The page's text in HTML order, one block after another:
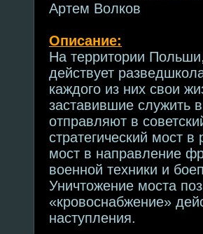
Артем Волков
Описание:
На территории
действует
каждого из них свои
заставившие служить
отправляют в
стратегический мост
мост в направление
военной техники и
Уничтожение моста
«кровоснабжение»
наступления.